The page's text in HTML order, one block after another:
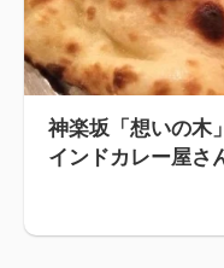
神楽坂「想いの木
インドカレー屋さ